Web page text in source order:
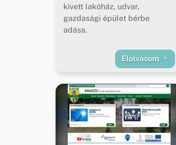
kivett lakóház, udvar,
gazdasági épület bérbe
adása.
Elolvasom